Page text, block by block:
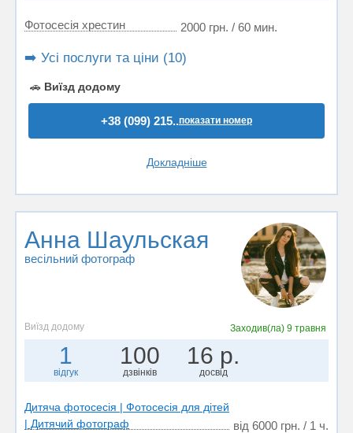
Фотосесія хрестин 2000 грн. / 60 мин.
➡️ Усі послуги та ціни (10)
🚗 Виїзд додому
+38 (099) 215..показати номер
Докладніше
Анна Шаульская
весільний фотограф
Виїзд додому Заходив(ла) 9 травня
1
відгук
100
дзвінків
16 р.
досвід
Дитяча фотосесія | Фотосесія для дітей
| Дитячий фотограф
від 6000 грн. / 1 ч.